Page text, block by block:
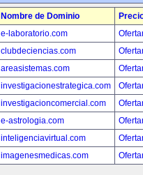
Nombre de Dominio
e-laboratorio.com
clubdeciencias.com
areasistemas.com
investigacionestrategica.com
investigacioncomercial.com
e-astrologia.com
inteligenciavirtual.com
imagenesmedicas.com